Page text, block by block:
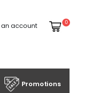
account Cart
0items
Promotions